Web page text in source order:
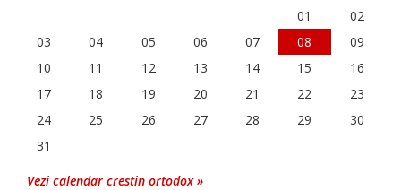
01
02
03
04 05 06 07 08
09
10
11 12 13 14 15
16
17
18 19 20 21 22
23
24
25 26 27 28 29
30
31
Vezi calendar crestin ortodox »